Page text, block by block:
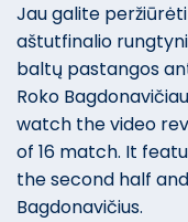
Jau galite
aštutfinalio
baltų pastangos
Roko
watch the video
of 16 match. It
the second half
Bagdonavičius.